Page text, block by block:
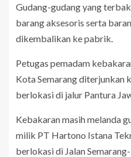
Gudang-gudang yang
barang aksesoris serta
dikembalikan ke pabrik.
Petugas pemadam
Kota Semarang diterjunkan
berlokasi di jalur Pantura
Kebakaran masih melanda
milik PT Hartono Istana
berlokasi di Jalan